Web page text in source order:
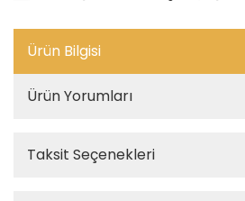
Ürün Bilgisi
Ürün Yorumları
Taksit Seçenekleri